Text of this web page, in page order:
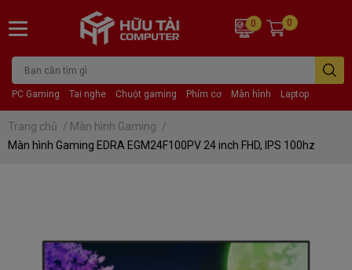
PC Gaming Tai nghe Chuột gaming Phím cơ Màn hình Laptop
0 0
Trang chủ / Màn hình Gaming /
Màn hình Gaming EDRA EGM24F100PV 24 inch FHD, IPS 100hz